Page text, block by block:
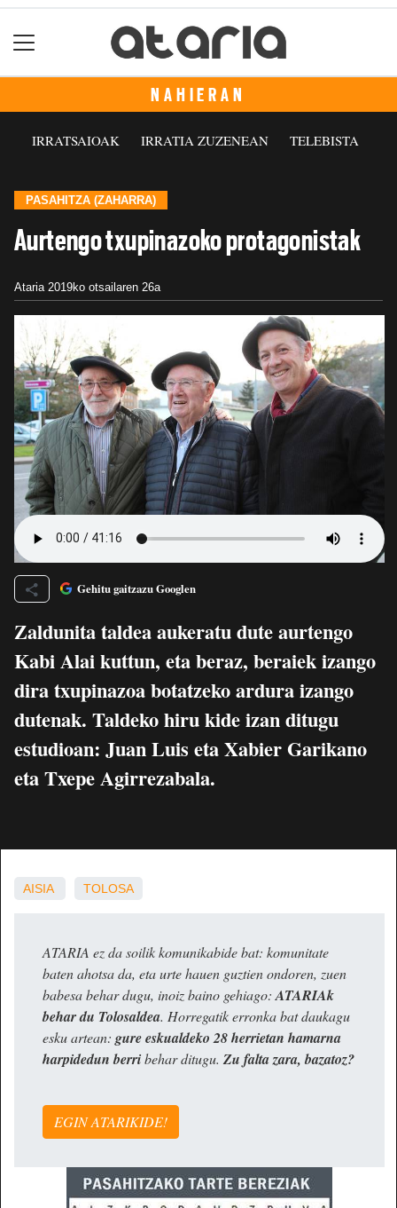
NAHIERAN
IRRATSAIOAK IRRATIA ZUZENEAN TELEBISTA
PASAHITZA (ZAHARRA)
Aurtengo txupinazoko protagonistak
Ataria 2019ko otsailaren 26a
Gehitu gaitzazu Googlen
Zaldunita taldea aukeratu dute aurtengo
Kabi Alai kuttun, eta beraz, beraiek izango
dira txupinazoa botatzeko ardura izango
dutenak. Taldeko hiru kide izan ditugu
estudioan: Juan Luis eta Xabier Garikano
eta Txepe Agirrezabala.
AISIA TOLOSA
ATARIA ez da soilik komunikabide bat: komunitate
baten ahotsa da, eta urte hauen guztien ondoren, zuen
babesa behar dugu, inoiz baino gehiago: ATARIAk
behar du Tolosaldea. Horregatik erronka bat daukagu
esku artean: gure eskualdeko 28 herrietan hamarna
harpidedun berribehar ditugu. Zu falta zara, bazatoz?
EGIN ATARIKIDE!